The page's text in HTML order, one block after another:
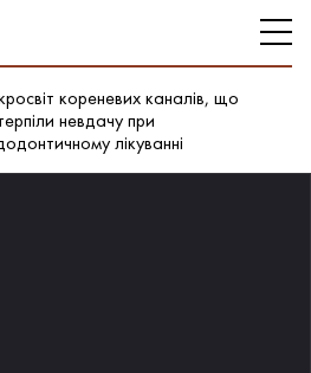
кореневих каналів, що
невдачу при
лікуванні